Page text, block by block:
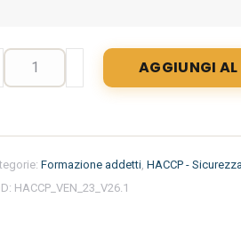
AGGIUNGI AL
Formazione addetti, HACCP -
HACCP_VEN_23_V26.1